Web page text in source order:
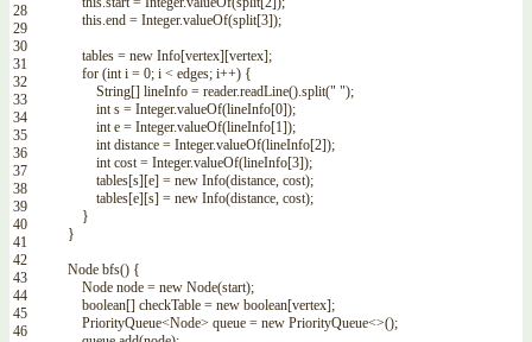
28
29
30
31
32
33
34
35
36
37
38
39
40
41
42
43
44
45
46
this.end = Integer.valueOf(split[3]);
tables = new Info[vertex][vertex];
for (int i = 0; i < edges; i++) {
String[] lineInfo = reader.readLine().split(" ");
int s = Integer.valueOf(lineInfo[0]);
int e = Integer.valueOf(lineInfo[1]);
int distance = Integer.valueOf(lineInfo[2]);
int cost = Integer.valueOf(lineInfo[3]);
tables[s][e] = new Info(distance, cost);
tables[e][s] = new Info(distance, cost);
}
}
Node bfs() {
Node node = new Node(start);
boolean[] checkTable = new boolean[vertex];
PriorityQueue<Node> queue = new PriorityQueue<>();